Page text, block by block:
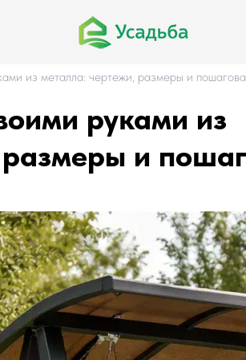
из металла: чертежи, размеры и
руками из
и